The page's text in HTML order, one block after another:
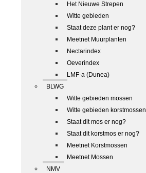
Het Nieuwe Strepen
Witte gebieden
Staat deze plant er nog?
Meetnet Muurplanten
Nectarindex
Oeverindex
LMF-a (Dunea)
BLWG
Witte gebieden mossen
Witte gebieden korstmossen
Staat dit mos er nog?
Staat dit korstmos er nog?
Meetnet Korstmossen
Meetnet Mossen
NMV